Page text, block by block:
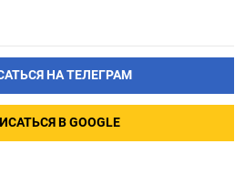
НА ТЕЛЕГРАМ
В GOOGLE